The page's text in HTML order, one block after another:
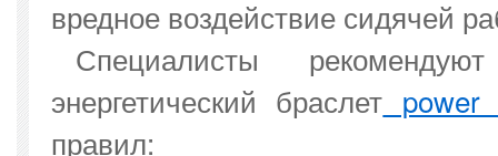
вредное воздействие сидячей
Специалисты
энергетический браслет power
правил: